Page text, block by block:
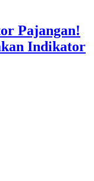
Pajangan!
Indikator